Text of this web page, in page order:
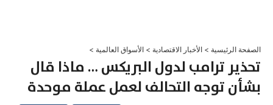
الصفحة الرئيسية > الأخبار الاقتصادية > الأسواق العالمية >
تحذير ترامب لدول البريكس … ماذا قال
بشأن توجه التحالف لعمل عملة موحدة